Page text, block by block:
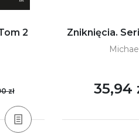
2
zł
Zniknięcia.
35,94